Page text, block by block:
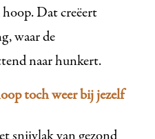
Dat creëert
waar de
naar hunkert.
toch weer bij jezelf